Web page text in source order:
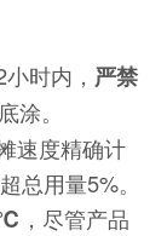
时内， 严禁
。
速度精确计
总用量5%。
，尽管产品